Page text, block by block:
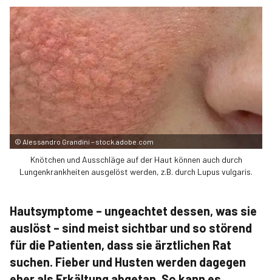
© Alessandro Grandini – stock.adobe.com
Knötchen und Ausschläge auf der Haut können auch durch
Lungenkrankheiten ausgelöst werden, z.B. durch Lupus vulgaris.
Hautsymptome – ungeachtet dessen, was sie
auslöst – sind meist sichtbar und so störend
für die Patienten, dass sie ärztlichen Rat
suchen. Fieber und Husten werden dagegen